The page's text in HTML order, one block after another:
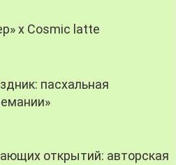
х Cosmic latte
пасхальная
открытий: авторская